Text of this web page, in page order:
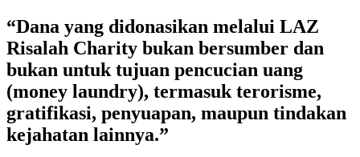
Lewati
ke
konten
“Dana yang didonasikan melalui LAZ
Risalah Charity bukan bersumber dan
bukan untuk tujuan pencucian uang
(money laundry), termasuk terorisme,
gratifikasi, penyuapan, maupun tindakan
kejahatan lainnya.”